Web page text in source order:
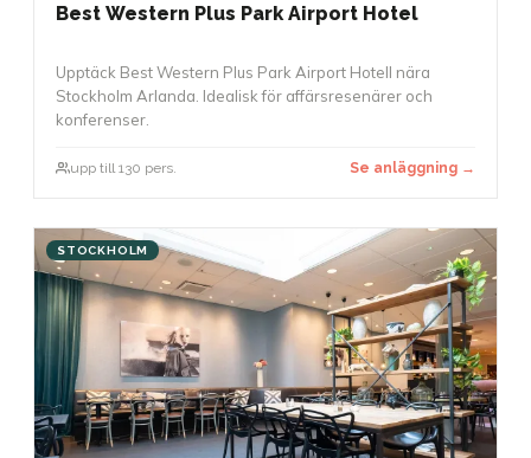
Best Western Plus Park Airport Hotel
Upptäck Best Western Plus Park Airport Hotell nära
Stockholm Arlanda. Idealisk för affärsresenärer och
konferenser.
upp till 130 pers. Se anläggning →
STOCKHOLM